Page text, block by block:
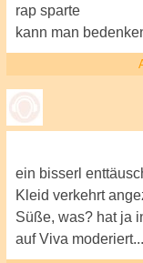
rap sparte
kann man
ein bisserl
Kleid verkehrt
Süße, was? hat ja
auf Viva